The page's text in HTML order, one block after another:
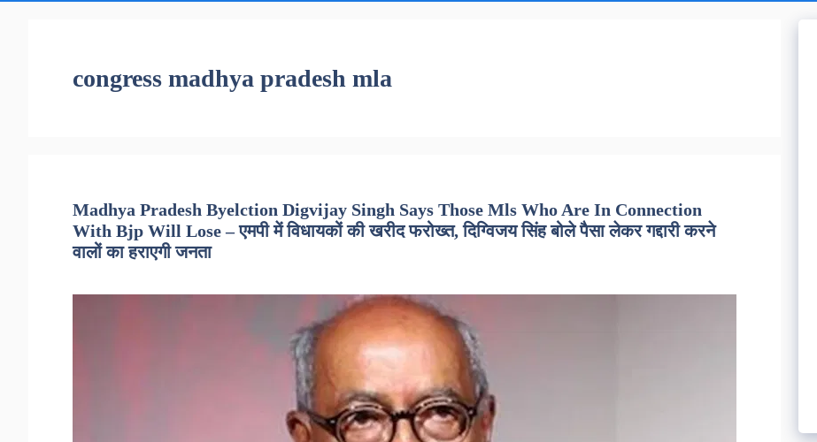
congress madhya pradesh mla
Madhya Pradesh Byelction Digvijay Singh Says Those Mls Who Are In Connection
With Bjp Will Lose – एमपी में विधायकों की खरीद फरोख्त, दिग्विजय सिंह बोले पैसा लेकर गद्दारी करने
वालों का हराएगी जनता